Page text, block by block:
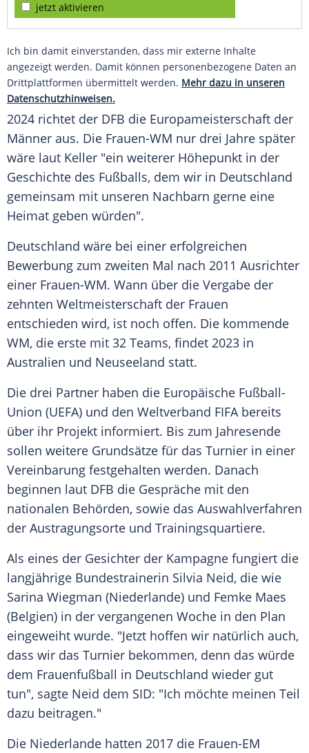
jetzt aktivieren
Ich bin damit einverstanden, dass mir externe Inhalte
angezeigt werden. Damit können personenbezogene Daten an
Drittplattformen übermittelt werden. Mehr dazu in unseren
Datenschutzhinweisen.
2024 richtet der DFB die Europameisterschaft der
Männer aus. Die Frauen-WM nur drei Jahre später
wäre laut Keller "ein weiterer Höhepunkt in der
Geschichte des Fußballs, dem wir in Deutschland
gemeinsam mit unseren Nachbarn gerne eine
Heimat geben würden".
Deutschland wäre bei einer erfolgreichen
Bewerbung zum zweiten Mal nach 2011 Ausrichter
einer Frauen-WM. Wann über die Vergabe der
zehnten Weltmeisterschaft der Frauen
entschieden wird, ist noch offen. Die kommende
WM, die erste mit 32 Teams, findet 2023 in
Australien und Neuseeland statt.
Die drei Partner haben die Europäische Fußball-
Union (UEFA) und den Weltverband FIFAbereits
über ihr Projekt informiert. Bis zum Jahresende
sollen weitere Grundsätze für das Turnier in einer
Vereinbarung festgehalten werden. Danach
beginnen laut DFB die Gespräche mit den
nationalen Behörden, sowie das Auswahlverfahren
der Austragungsorte und Trainingsquartiere.
Als eines der Gesichter der Kampagne fungiert die
langjährige Bundestrainerin Silvia Neid, die wie
Sarina Wiegman (Niederlande) und Femke Maes
(Belgien) in der vergangenen Woche in den Plan
eingeweiht wurde. "Jetzt hoffen wir natürlich auch,
dass wir das Turnier bekommen, denn das würde
dem Frauenfußball in Deutschland wieder gut
tun", sagte Neid dem SID: "Ich möchte meinen Teil
dazu beitragen."
Die Niederlande hatten 2017 die Frauen-EM